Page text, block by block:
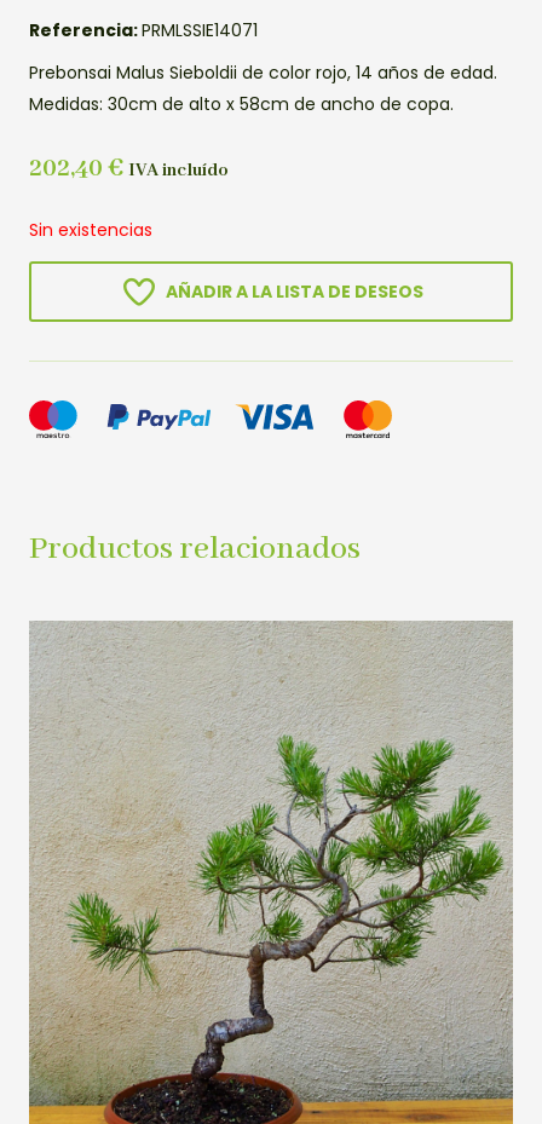
Referencia:PRMLSSIE14071
Prebonsai Malus Sieboldii de color rojo, 14 años de edad.
Medidas: 30cm de alto x 58cm de ancho de copa.
202,40 € IVA incluído
Sin existencias
AÑADIR A LA LISTA DE DESEOS
Productos relacionados